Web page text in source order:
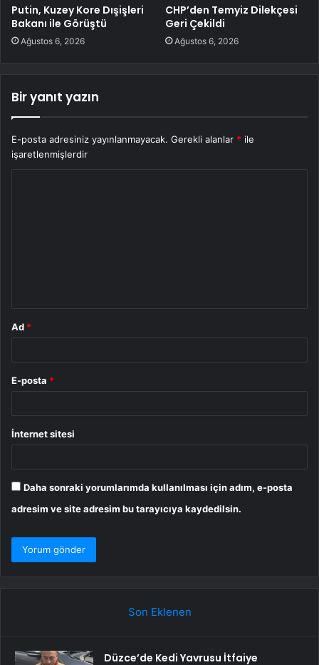
Putin, Kuzey Kore Dışişleri
Bakanı ile Görüştü
Ağustos 6, 2026
CHP’den Temyiz Dilekçesi
Geri Çekildi
Ağustos 6, 2026
Bir yanıt yazın
E-posta adresiniz yayınlanmayacak. Gerekli alanlar * ile
işaretlenmişlerdir
Ad *
E-posta *
İnternet sitesi
Daha sonraki yorumlarımda kullanılması için adım, e-posta
adresim ve site adresim bu tarayıcıya kaydedilsin.
Son Eklenen
Düzce’de Kedi Yavrusu İtfaiye